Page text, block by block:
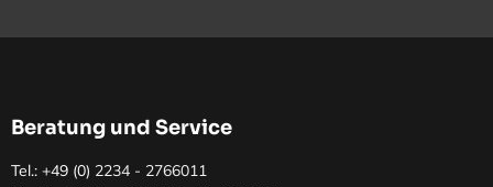
Beratung und Service
Tel.: +49 (0) 2234 - 2766011